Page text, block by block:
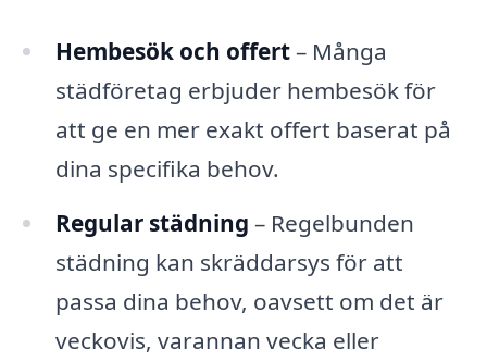
Hembesök och offert– Många
städföretag erbjuder hembesök för
att ge en mer exakt offert baserat på
dina specifika behov.
Regular städning – Regelbunden
städning kan skräddarsys för att
passa dina behov, oavsett om det är
veckovis, varannan vecka eller